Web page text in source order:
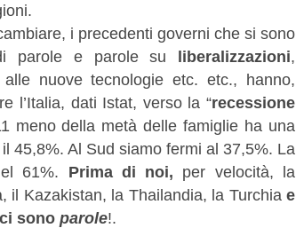
i precedenti governi che si sono
parole e parole su liberalizzazioni,
alle nuove tecnologie etc. etc., hanno,
l’Italia, dati Istat, verso la “recessione
meno della metà delle famiglie ha una
45,8%. Al Sud siamo fermi al 37,5%. La
61%. Prima di noi, per velocità, la
il Kazakistan, la Thailandia, la Turchia e
sono parole!.